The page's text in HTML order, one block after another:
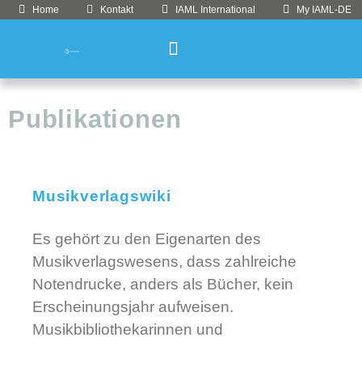
Home Kontakt IAML International My IAML-DE
Publikationen
Musikverlagswiki
Es gehört zu den Eigenarten des
Musikverlagswesens, dass zahlreiche
Notendrucke, anders als Bücher, kein
Erscheinungsjahr aufweisen.
Musikbibliothekarinnen und